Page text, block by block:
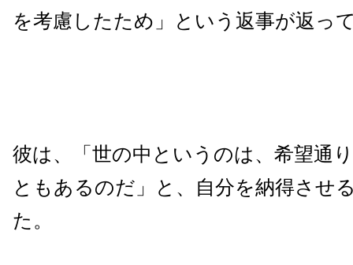
を考慮したため」という返事が返っ
彼は、「世の中というのは、希望通
ともあるのだ」と、自分を納得させ
た。